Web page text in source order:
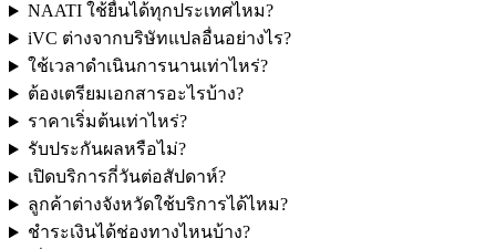
NAATI ใช้ยื่นได้ทุกประเทศไหม?
iVC ต่างจากบริษัทแปลอื่นอย่างไร?
ใช้เวลาดำเนินการนานเท่าไหร่?
ต้องเตรียมเอกสารอะไรบ้าง?
ราคาเริ่มต้นเท่าไหร่?
รับประกันผลหรือไม่?
เปิดบริการกี่วันต่อสัปดาห์?
ลูกค้าต่างจังหวัดใช้บริการได้ไหม?
ชำระเงินได้ช่องทางไหนบ้าง?